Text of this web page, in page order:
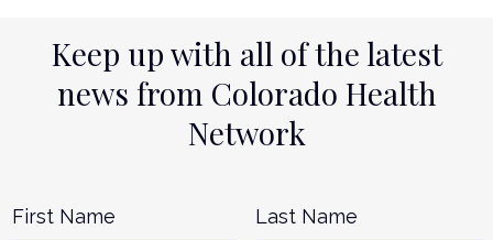
Keep up with all of the latest
news from Colorado Health
Network
Name